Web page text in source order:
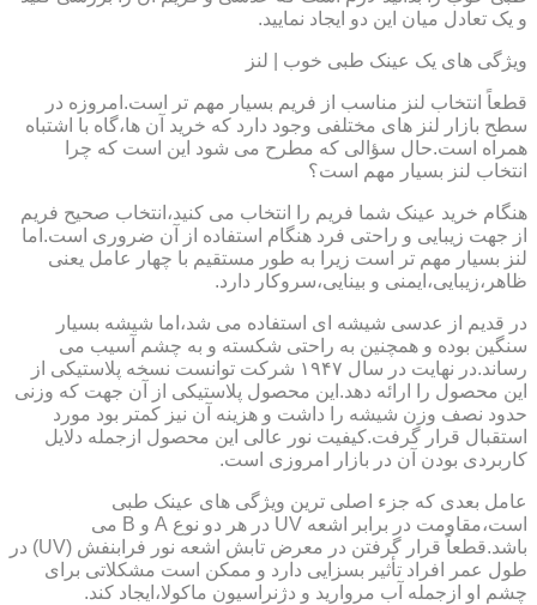
و یک تعادل میان این دو ایجاد نمایید.
ویژگی های یک عینک طبی خوب | لنز
قطعاً انتخاب لنز مناسب از فریم بسیار مهم تر است.امروزه در
سطح بازار لنز های مختلفی وجود دارد که خرید آن ها،گاه با اشتباه
همراه است.حال سؤالی که مطرح می شود این است که چرا
انتخاب لنز بسیار مهم است؟
هنگام خرید عینک شما فریم را انتخاب می کنید،انتخاب صحیح فریم
از جهت زیبایی و راحتی فرد هنگام استفاده از آن ضروری است.اما
لنز بسیار مهم تر است زیرا به طور مستقیم با چهار عامل یعنی
ظاهر،زیبایی،ایمنی و بینایی،سروکار دارد.
در قدیم از عدسی شیشه ای استفاده می شد،اما شیشه بسیار
سنگین بوده و همچنین به راحتی شکسته و به چشم آسیب می
رساند.در نهایت در سال ۱۹۴۷ شرکت توانست نسخه پلاستیکی از
این محصول را ارائه دهد.این محصول پلاستیکی از آن جهت که وزنی
حدود نصف وزن شیشه را داشت و هزینه آن نیز کمتر بود مورد
استقبال قرار گرفت.کیفیت نور عالی این محصول ازجمله دلایل
کاربردی بودن آن در بازار امروزی است.
عامل بعدی که جزء اصلی ترین ویژگی های عینک طبی
است،مقاومت در برابر اشعه UV در هر دو نوع A و B می
باشد.قطعاً قرار گرفتن در معرض تابش اشعه نور فرابنفش (UV) در
طول عمر افراد تأثیر بسزایی دارد و ممکن است مشکلاتی برای
چشم او ازجمله آب مروارید و دژنراسیون ماکولا،ایجاد کند.